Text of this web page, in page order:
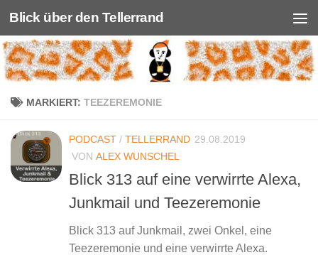
Unter dem Inhalt
Blick über den Tellerrand
MARKIERT: TEEZEREMONIE
PODCAST / TELLERRAND 29.08.2019
VON ALEX WUNSCHEL
Blick 313 auf eine verwirrte Alexa,
Junkmail und Teezeremonie
Blick 313 auf Junkmail, zwei Onkel, eine
Teezeremonie und eine verwirrte Alexa.